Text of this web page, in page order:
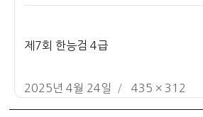
제7회 한능검 4급
작
2025년 4월 24일
전
435 × 312